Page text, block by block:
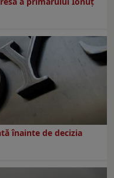
înainte de decizia